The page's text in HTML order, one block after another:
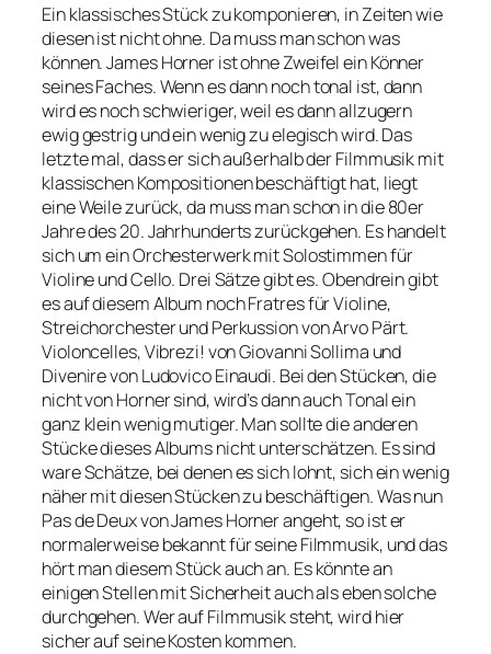
Ein klassisches Stück zu komponieren, in Zeiten wie
diesen ist nicht ohne. Da muss man schon was
können. James Horner ist ohne Zweifel ein Könner
seines Faches. Wenn es dann noch tonal ist, dann
wird es noch schwieriger, weil es dann allzugern
ewig gestrig und ein wenig zu elegisch wird. Das
letzte mal, dass er sich außerhalb der Filmmusik mit
klassischen Kompositionen beschäftigt hat, liegt
eine Weile zurück, da muss man schon in die 80er
Jahre des 20. Jahrhunderts zurückgehen. Es handelt
sich um ein Orchesterwerk mit Solostimmen für
Violine und Cello. Drei Sätze gibt es. Obendrein gibt
es auf diesem Album noch Fratres für Violine,
Streichorchester und Perkussion von Arvo Pärt.
Violoncelles, Vibrezi! von Giovanni Sollima und
Divenire von Ludovico Einaudi. Bei den Stücken, die
nicht von Horner sind, wird’s dann auch Tonal ein
ganz klein wenig mutiger. Man sollte die anderen
Stücke dieses Albums nicht unterschätzen. Es sind
ware Schätze, bei denen es sich lohnt, sich ein wenig
näher mit diesen Stücken zu beschäftigen. Was nun
Pas de Deux von James Horner angeht, so ist er
normalerweise bekannt für seine Filmmusik, und das
hört man diesem Stück auch an. Es könnte an
einigen Stellen mit Sicherheit auch als eben solche
durchgehen. Wer auf Filmmusik steht, wird hier
sicher auf seine Kosten kommen.